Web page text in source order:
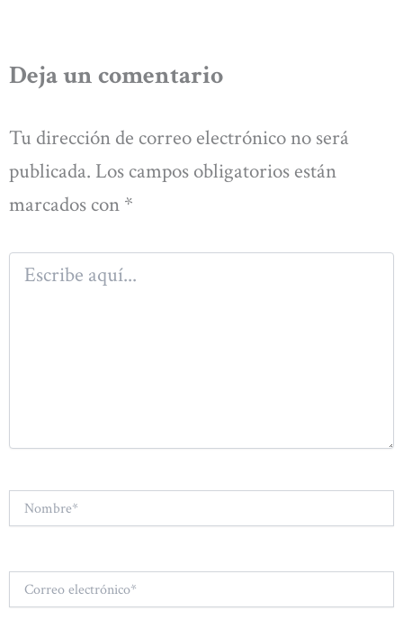
Deja un comentario
Tu dirección de correo electrónico no será
publicada. Los campos obligatorios están
marcados con *
Escribe
aquí...
electrónico*